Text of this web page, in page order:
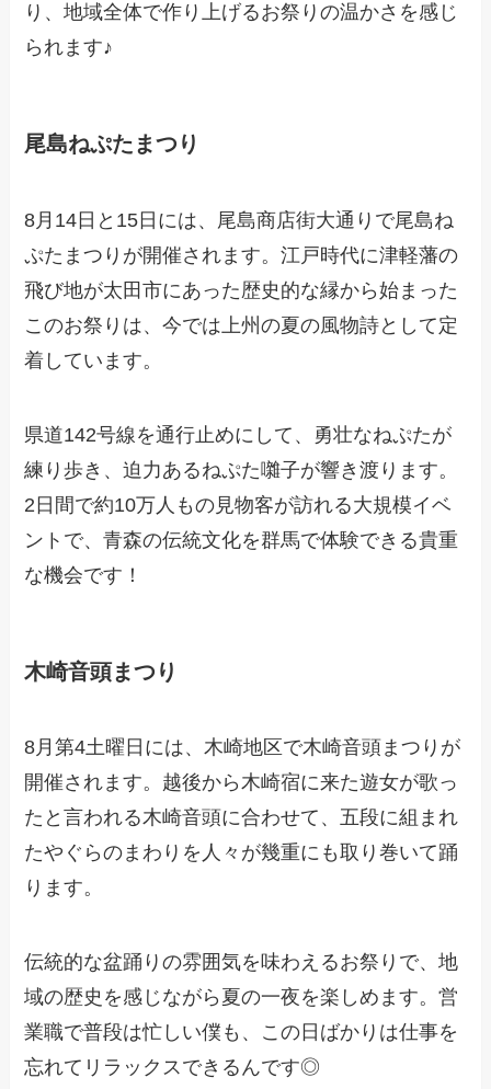
り、地域全体で作り上げるお祭りの温かさを感じ
られます♪
尾島ねぷたまつり
8月14日と15日には、尾島商店街大通りで尾島ね
ぷたまつりが開催されます。江戸時代に津軽藩の
飛び地が太田市にあった歴史的な縁から始まった
このお祭りは、今では上州の夏の風物詩として定
着しています。
県道142号線を通行止めにして、勇壮なねぷたが
練り歩き、迫力あるねぷた囃子が響き渡ります。
2日間で約10万人もの見物客が訪れる大規模イベ
ントで、青森の伝統文化を群馬で体験できる貴重
な機会です！
木崎音頭まつり
8月第4土曜日には、木崎地区で木崎音頭まつりが
開催されます。越後から木崎宿に来た遊女が歌っ
たと言われる木崎音頭に合わせて、五段に組まれ
たやぐらのまわりを人々が幾重にも取り巻いて踊
ります。
伝統的な盆踊りの雰囲気を味わえるお祭りで、地
域の歴史を感じながら夏の一夜を楽しめます。営
業職で普段は忙しい僕も、この日ばかりは仕事を
忘れてリラックスできるんです◎